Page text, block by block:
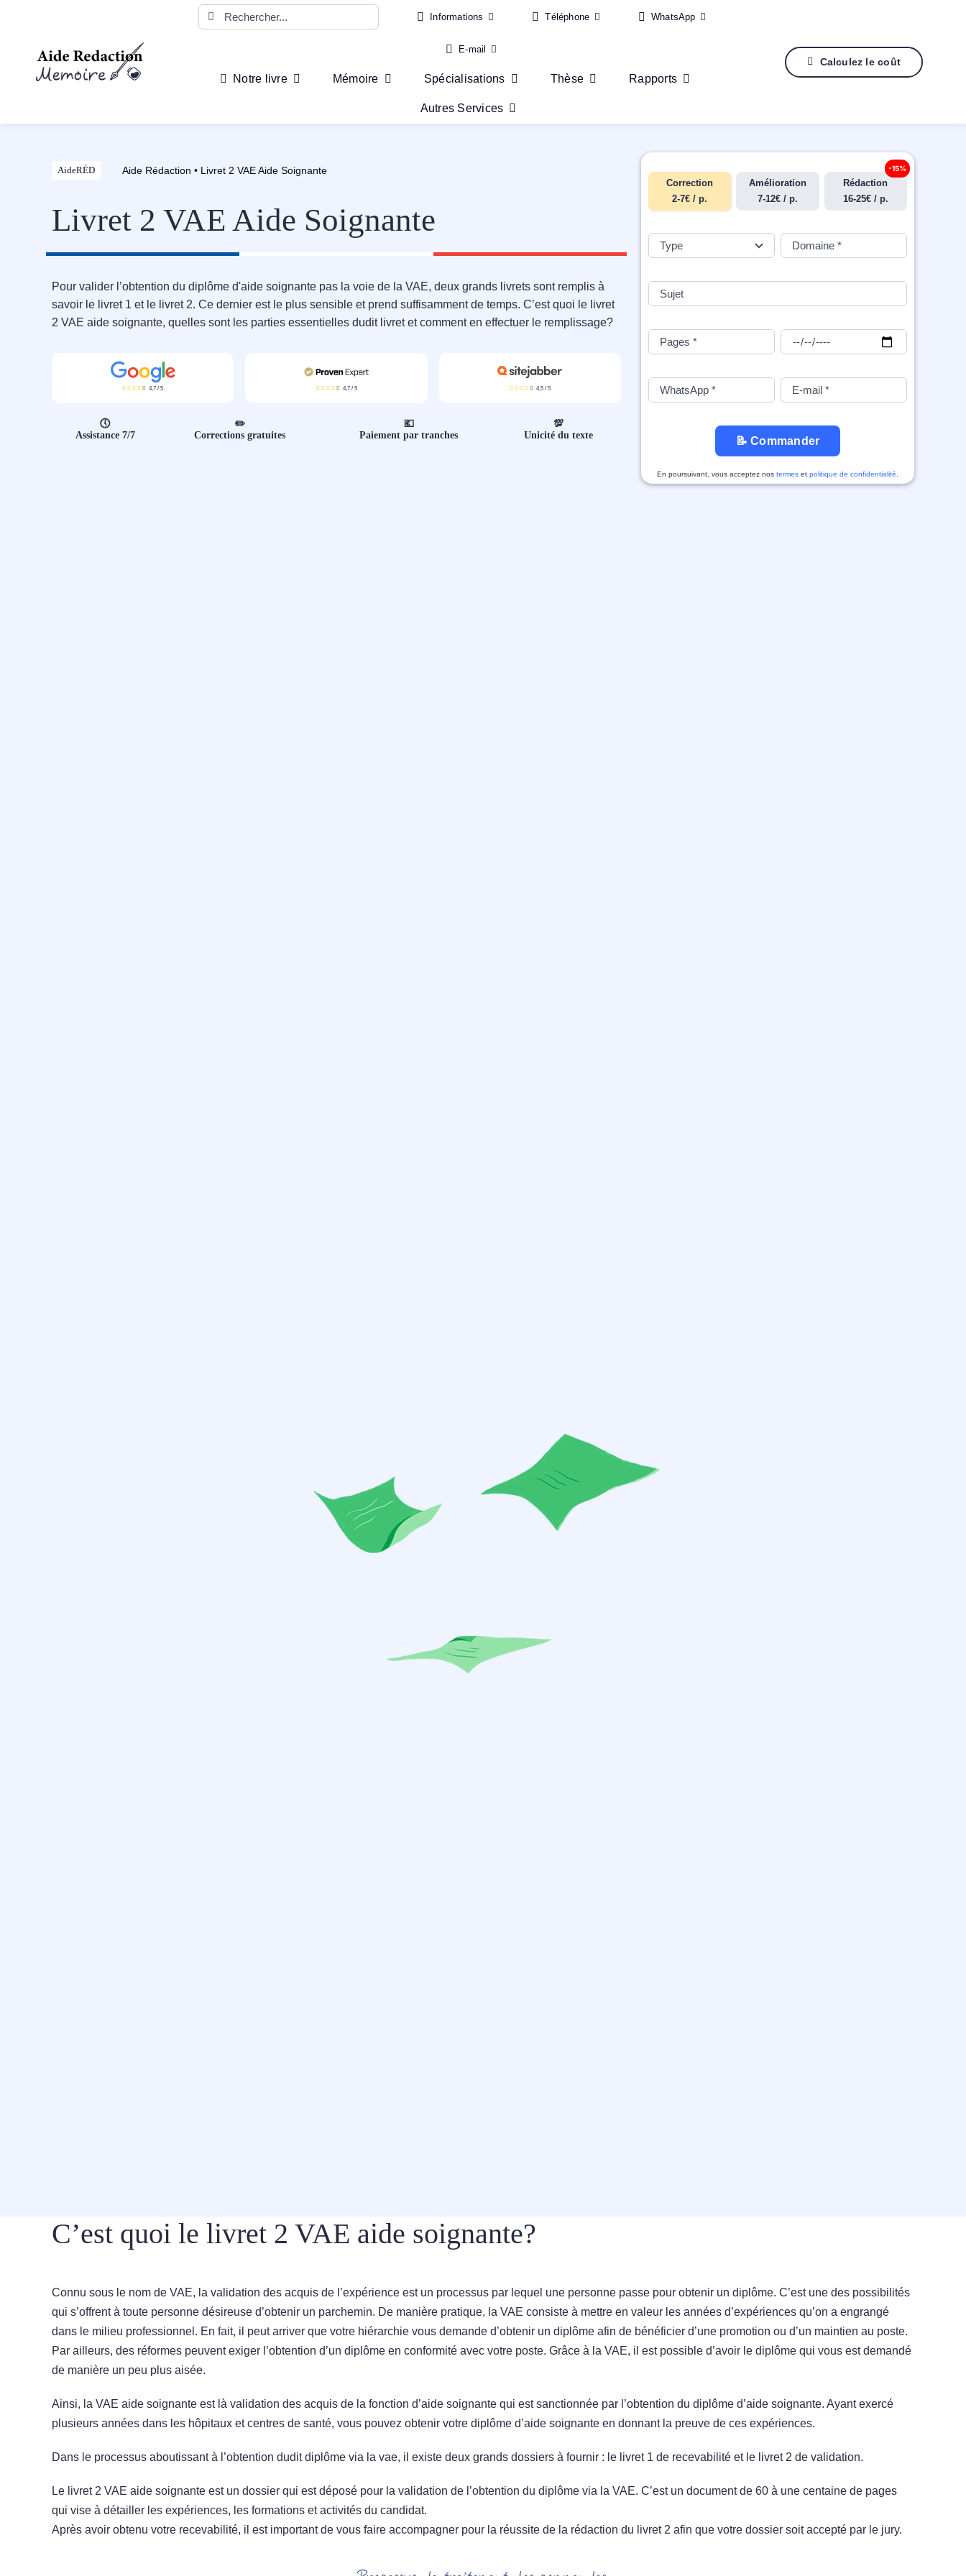
Rechercher: Informations Téléphone WhatsApp
E-mail
Notre livre Mémoire Spécialisations Thèse Rapports
Autres Services
Calculez le coût
AideRÉD Aide Rédaction • Livret 2 VAE Aide Soignante
Livret 2 VAE Aide Soignante
Pour valider l’obtention du diplôme d'aide soignante pas la voie de la VAE, deux grands livrets sont remplis à
savoir le livret 1 et le livret 2. Ce dernier est le plus sensible et prend suffisamment de temps. C’est quoi le livret
2 VAE aide soignante, quelles sont les parties essentielles dudit livret et comment en effectuer le remplissage?
4,7 /5 4,7/ 5 4,5/ 5
🕔
Assistance 7/7
✏️
Corrections gratuites
💶
Paiement par tranches
💯
Unicité du texte
Correction
2-7€ / p.
Amélioration
7-12€ / p.
Rédaction
16-25€ / p.
-15%
📝 Commander
En poursuivant, vous acceptez nos termes et politique de confidentialité
C’est quoi le livret 2 VAE aide soignante?
Connu sous le nom de VAE, la validation des acquis de l’expérience est un processus par lequel une personne passe pour obtenir un diplôme. C’est une des possibilités
qui s’offrent à toute personne désireuse d’obtenir un parchemin. De manière pratique, la VAE consiste à mettre en valeur les années d’expériences qu’on a engrangé
dans le milieu professionnel. En fait, il peut arriver que votre hiérarchie vous demande d’obtenir un diplôme afin de bénéficier d’une promotion ou d’un maintien au poste.
Par ailleurs, des réformes peuvent exiger l’obtention d’un diplôme en conformité avec votre poste. Grâce à la VAE, il est possible d’avoir le diplôme qui vous est demandé
de manière un peu plus aisée.
Ainsi, la VAE aide soignante est là validation des acquis de la fonction d’aide soignante qui est sanctionnée par l’obtention du diplôme d’aide soignante. Ayant exercé
plusieurs années dans les hôpitaux et centres de santé, vous pouvez obtenir votre diplôme d’aide soignante en donnant la preuve de ces expériences.
Dans le processus aboutissant à l’obtention dudit diplôme via la vae, il existe deux grands dossiers à fournir : le livret 1 de recevabilité et le livret 2 de validation.
Le livret 2 VAE aide soignante est un dossier qui est déposé pour la validation de l’obtention du diplôme via la VAE. C’est un document de 60 à une centaine de pages
qui vise à détailler les expériences, les formations et activités du candidat.
Après avoir obtenu votre recevabilité, il est important de vous faire accompagner pour la réussite de la rédaction du livret 2 afin que votre dossier soit accepté par le jury.